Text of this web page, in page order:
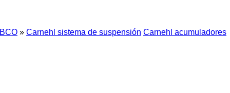
» Carnehl sistema de suspensión Carnehl acumuladores